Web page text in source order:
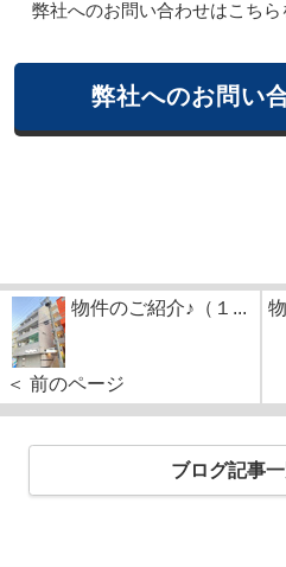
弊社へのお問い合わせはこちら
弊社へのお問い
物件のご紹介♪（１...
＜ 前のページ
ブログ記事